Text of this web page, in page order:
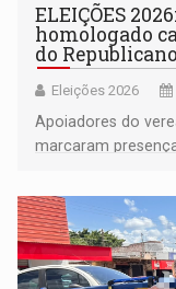
ELEIÇÕES
homologado
do
Eleições 2026
Apoiadores do
marcaram